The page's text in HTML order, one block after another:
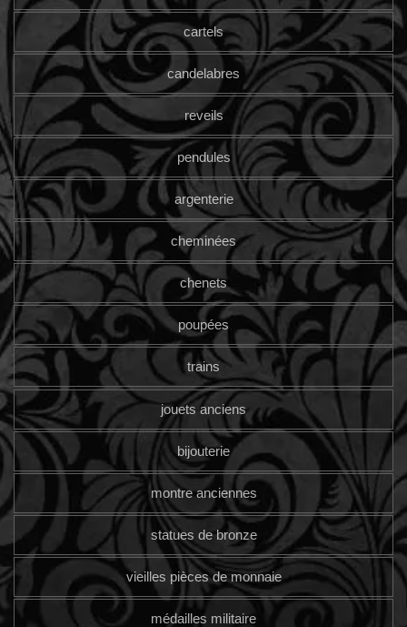
cartels
candelabres
reveils
pendules
argenterie
cheminées
chenets
poupées
trains
jouets anciens
bijouterie
montre anciennes
statues de bronze
vieilles pièces de monnaie
médailles militaire